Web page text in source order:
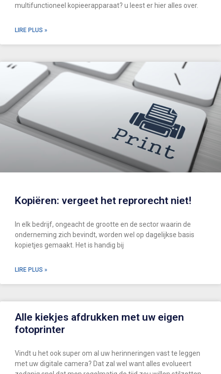
multifunctioneel kopieerapparaat? u leest er hier alles over.
LIRE PLUS »
Kopiëren: vergeet het reprorecht niet!
In elk bedrijf, ongeacht de grootte en de sector waarin de
onderneming zich bevindt, worden wel op dagelijkse basis
kopietjes gemaakt. Het is handig bij
LIRE PLUS »
Alle kiekjes afdrukken met uw eigen
fotoprinter
Vindt u het ook super om al uw herinneringen vast te leggen
met uw digitale camera? Dat zal wel want alles evolueert